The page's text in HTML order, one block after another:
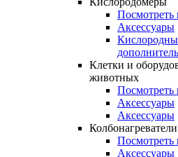
Посмотреть
Аксессуары
Клетки и
животных
Посмотреть
Аксессуары
Аксессуары
Колбонагреватели
Посмотреть
Аксессуары